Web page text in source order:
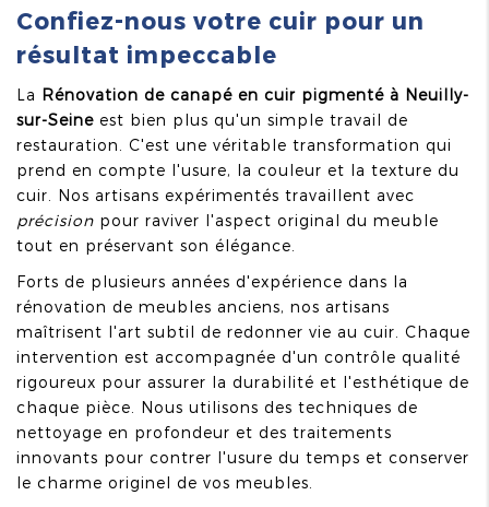
Confiez-nous votre cuir pour un
résultat impeccable
La Rénovation de canapé en cuir pigmenté à Neuilly-
sur-Seine est bien plus qu'un simple travail de
restauration. C'est une véritable transformation qui
prend en compte l'usure, la couleur et la texture du
cuir. Nos artisans expérimentés travaillent avec
précision pour raviver l'aspect original du meuble
tout en préservant son élégance.
Forts de plusieurs années d'expérience dans la
rénovation de meubles anciens, nos artisans
maîtrisent l'art subtil de redonner vie au cuir. Chaque
intervention est accompagnée d'un contrôle qualité
rigoureux pour assurer la durabilité et l'esthétique de
chaque pièce. Nous utilisons des techniques de
nettoyage en profondeur et des traitements
innovants pour contrer l'usure du temps et conserver
le charme originel de vos meubles.